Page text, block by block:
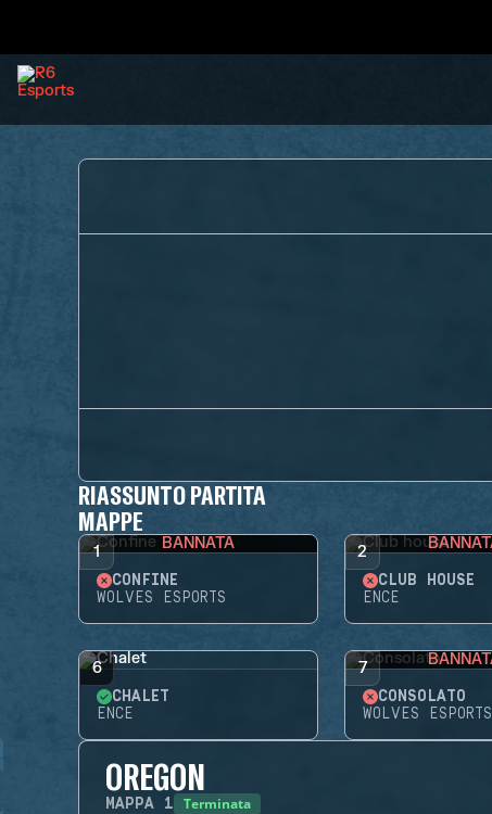
RIASSUNTO PARTITA
MAPPE
1 BANNATA
CONFINE
WOLVES ESPORTS
2
CLUB HOUSE
ENCE
6
CHALET
ENCE
7
CONSOLATO
WOLVES ESPORTS
OREGON
MAPPA 1 Terminata